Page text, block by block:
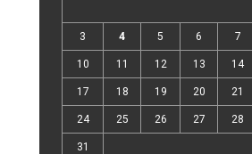
3 4 5 6 7
10 11 12 13 14
17 18 19 20 21
24 25 26 27 28
31